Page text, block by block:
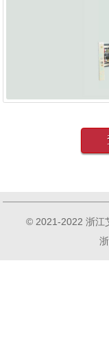
© 2021-2022 浙江